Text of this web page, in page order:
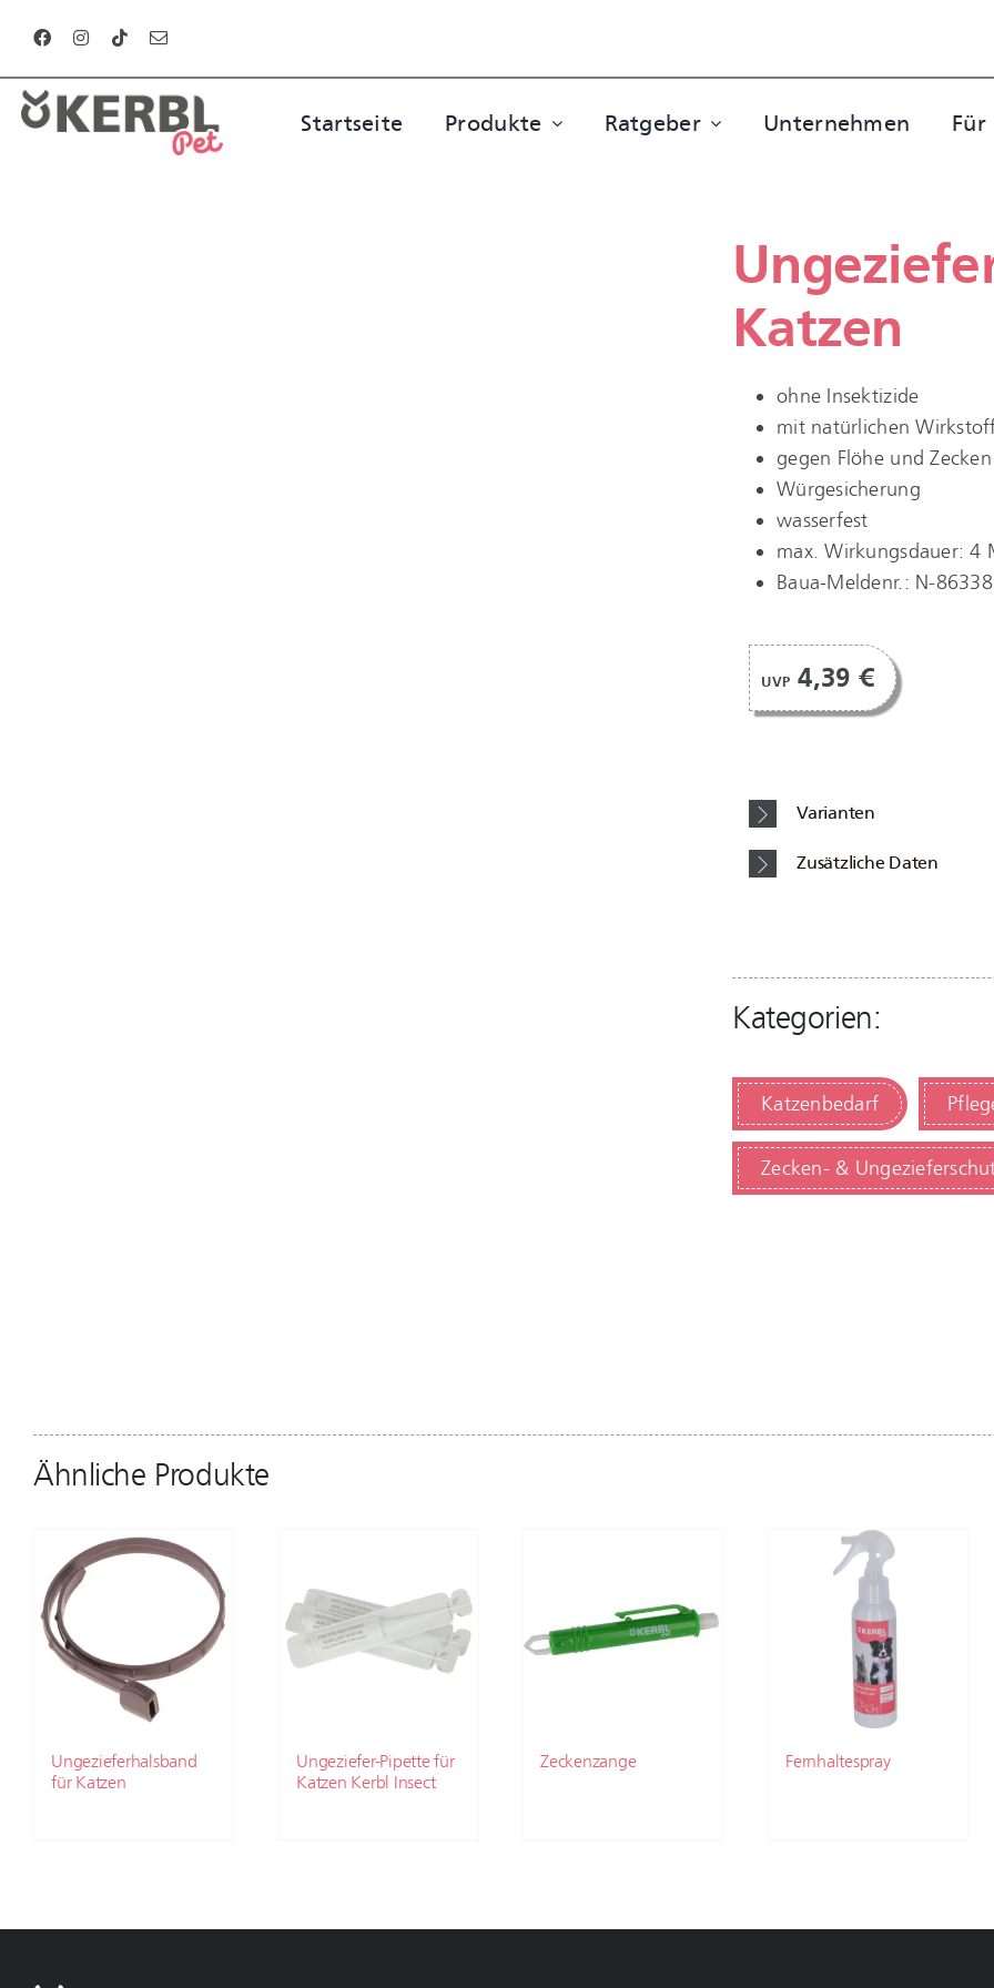
Inhalt
springen
Startseite Produkte Ratgeber Unternehmen Für
Katzen
ohne Insektizide
mit natürlichen
gegen Flöhe und Zecken
Würgesicherung
wasserfest
max. Wirkungsdauer: 4
Baua-Meldenr.: N-86338
UVP 4,39 €
Varianten
Zusätzliche Daten
Kategorien:
Katzenbedarf
Zecken- &
Ähnliche Produkte
Ungezieferhalsband
für Katzen
Ungeziefer-Pipette für
Katzen Kerbl Insect
Zeckenzange Fernhaltespray